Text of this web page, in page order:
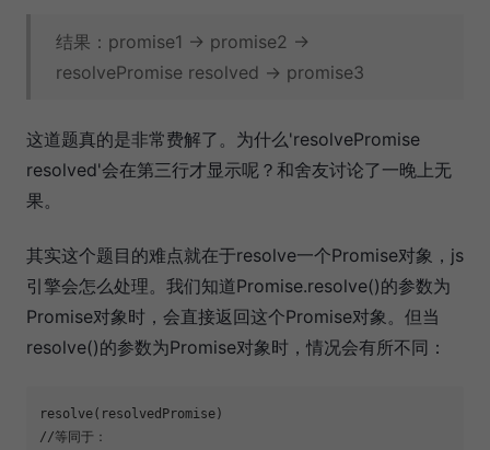
结果：promise1 -> promise2 ->
resolvePromise resolved -> promise3
这道题真的是非常费解了。为什么'resolvePromise
resolved'会在第三行才显示呢？和舍友讨论了一晚上无
果。
其实这个题目的难点就在于resolve一个Promise对象，js
引擎会怎么处理。我们知道Promise.resolve()的参数为
Promise对象时，会直接返回这个Promise对象。但当
resolve()的参数为Promise对象时，情况会有所不同：
//等同于：